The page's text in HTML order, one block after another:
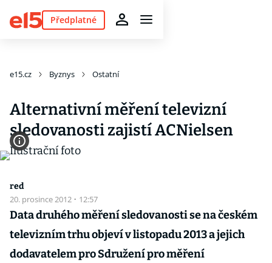
Předplatné
e15.cz Byznys Ostatní
Alternativní měření televizní
sledovanosti zajistí ACNielsen
red
20. prosince 2012 · 12:57
Data druhého měření sledovanosti se na českém
televizním trhu objeví v listopadu 2013 a jejich
dodavatelem pro Sdružení pro měření